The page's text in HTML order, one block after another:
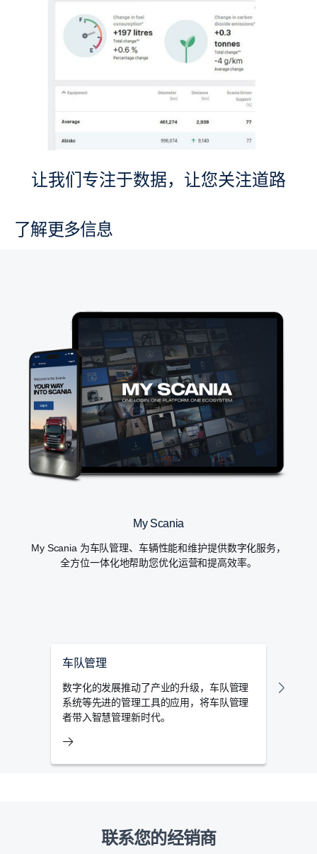
让我们专注于数据，让您关注道路
了解更多信息
My Scania
My Scania 为车队管理、车辆性能和维护提供数字化服务，
全方位一体化地帮助您优化运营和提高效率。
车队管理
数字化的发展推动了产业的升级，车队管理
系统等先进的管理工具的应用，将车队管理
者带入智慧管理新时代。
联系您的经销商